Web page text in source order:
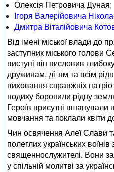
Олексія Петровича Дуная;
Ігоря Валерійовича
Дмитра Віталійовича
Від імені міської влади до
заступник міського голови
виступі він висловив
дружинам, дітям та всім
виховання справжніх
подиху боронили рідну
Героїв присутні вшанували
мовчання та поклали квіти
Чин освячення Алеї Слави
полеглих українських
священнослужителі. Вони
у спільній молитві за